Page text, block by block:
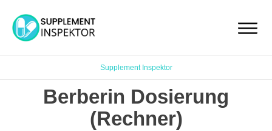
Supplement Inspektor
Berberin Dosierung
(Rechner)